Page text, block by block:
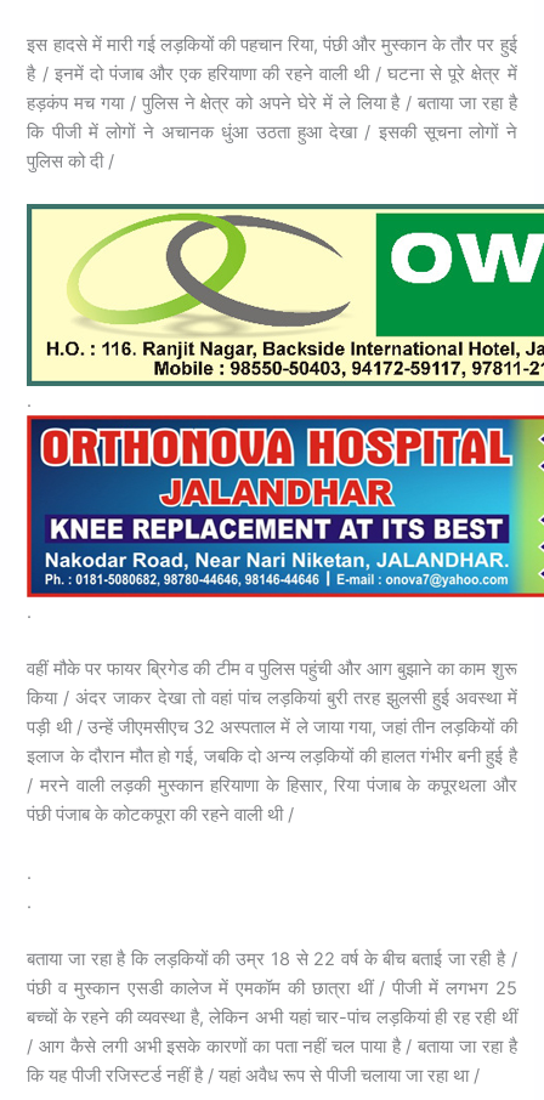
इस हादसे में मारी गई लड़कियों की पहचान रिया, पंछी और मुस्‍कान के तौर पर हुई
है / इनमें दो पंजाब और एक हरियाणा की रहने वाली थी / घटना से पूरे क्षेत्र में
हड़कंप मच गया / पुलिस ने क्षेत्र को अपने घेरे में ले लिया है / बताया जा रहा है
कि पीजी में लोगों ने अचानक धुंआ उठता हुआ देखा / इसकी सूचना लोगों ने
पुलिस को दी /
.
.
वहीं मौके पर फायर ब्रिगेड की टीम व पुलिस पहुंची और आग बुझाने का काम शुरू
किया / अंदर जाकर देखा तो वहां पांच लड़कियां बुरी तरह झुलसी हुई अवस्था में
पड़ी थी / उन्हें जीएमसीएच 32 अस्पताल में ले जाया गया, जहां तीन लड़कियों की
इलाज के दौरान मौत हो गई, जबकि दो अन्य लड़कियों की हालत गंभीर बनी हुई है
/ मरने वाली लड़की मुस्कान हरियाणा के हिसार, रिया पंजाब के कपूरथला और
पंछी पंजाब के कोटकपूरा की रहने वाली थी /
.
.
बताया जा रहा है कि लड़कियों की उम्र 18 से 22 वर्ष के बीच बताई जा रही है /
पंछी व मुस्कान एसडी कालेज में एमकॉम की छात्रा थीं / पीजी में लगभग 25
बच्चों के रहने की व्यवस्था है, लेकिन अभी यहां चार-पांच लड़कियां ही रह रही थीं
/ आग कैसे लगी अभी इसके कारणों का पता नहीं चल पाया है / बताया जा रहा है
कि यह पीजी रजिस्टर्ड नहीं है / यहां अवैध रूप से पीजी चलाया जा रहा था /